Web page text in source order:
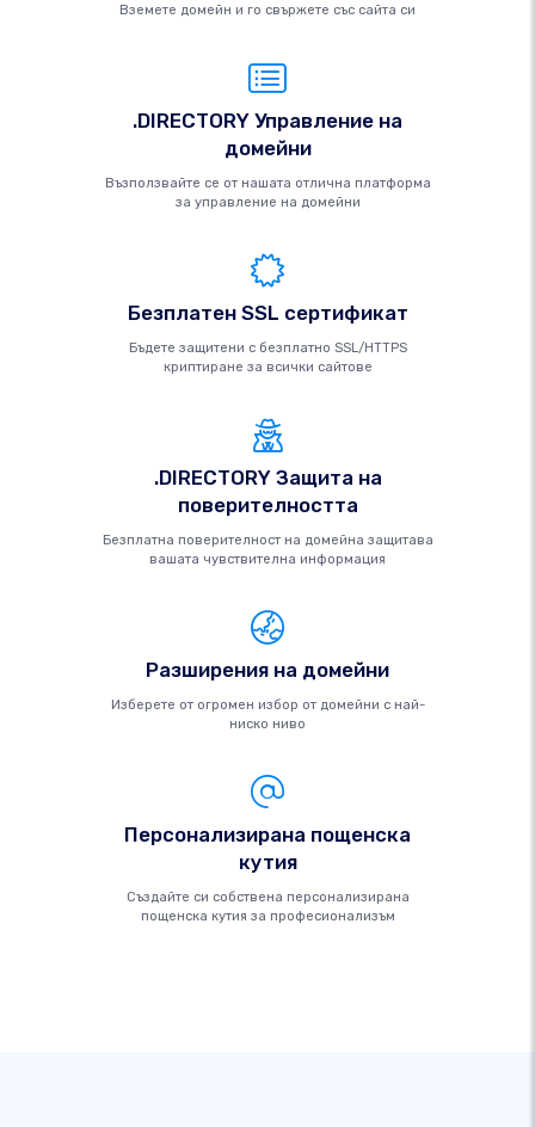
Вземете домейн и го свържете със сайта си
.DIRECTORY Управление на
домейни
Възползвайте се от нашата отлична платформа
за управление на домейни
Безплатен SSL сертификат
Бъдете защитени с безплатно SSL/HTTPS
криптиране за всички сайтове
.DIRECTORY Защита на
поверителността
Безплатна поверителност на домейна защитава
вашата чувствителна информация
Разширения на домейни
Изберете от огромен избор от домейни с най-
ниско ниво
Персонализирана пощенска
кутия
Създайте си собствена персонализирана
пощенска кутия за професионализъм